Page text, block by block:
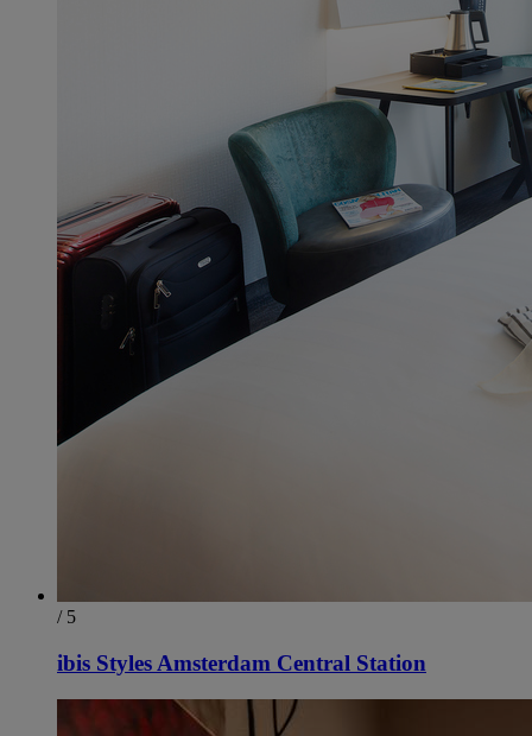
/ 5
ibis Styles Amsterdam Central Station